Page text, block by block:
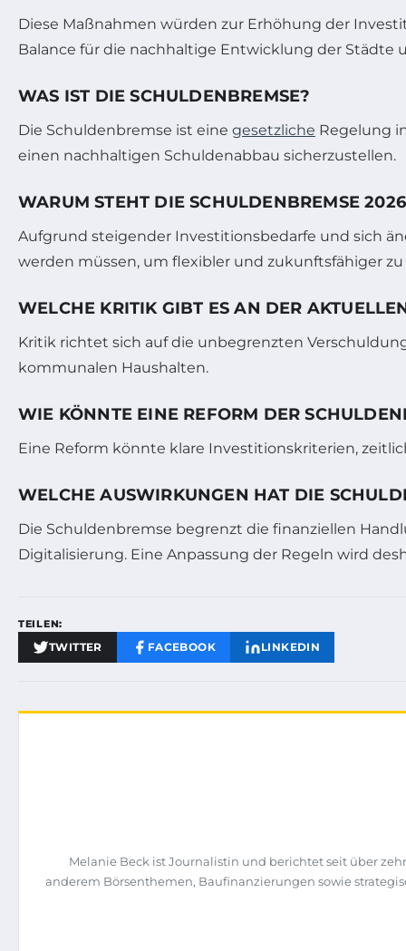
Diese Maßnahmen würden zur Erhöhung der
Balance für die nachhaltige Entwicklung der Städte
WAS IST DIE SCHULDENBREMSE?
Die Schuldenbremse ist eine gesetzliche Regelung
einen nachhaltigen Schuldenabbau sicherzustellen.
WARUM STEHT DIE SCHULDENBREMSE
Aufgrund steigender Investitionsbedarfe und sich
werden müssen, um flexibler und zukunftsfähiger zu
WELCHE KRITIK GIBT ES AN DER
Kritik richtet sich auf die unbegrenzten
kommunalen Haushalten.
WIE KÖNNTE EINE REFORM DER
Eine Reform könnte klare Investitionskriterien,
WELCHE AUSWIRKUNGEN HAT DIE
Die Schuldenbremse begrenzt die finanziellen
Digitalisierung. Eine Anpassung der Regeln wird
TEILEN:
TWITTER FACEBOOK LINKEDIN
Melanie Beck ist Journalistin und berichtet seit über
anderem Börsenthemen, Baufinanzierungen sowie